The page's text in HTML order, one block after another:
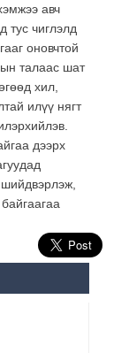
авч
тус чиглэлд
оновчтой
талаас шат
хил,
илүү нягт
дээрх